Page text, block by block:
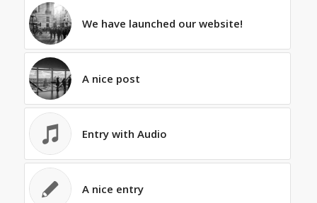
We have launched our website!
A nice post
Entry with Audio
A nice entry